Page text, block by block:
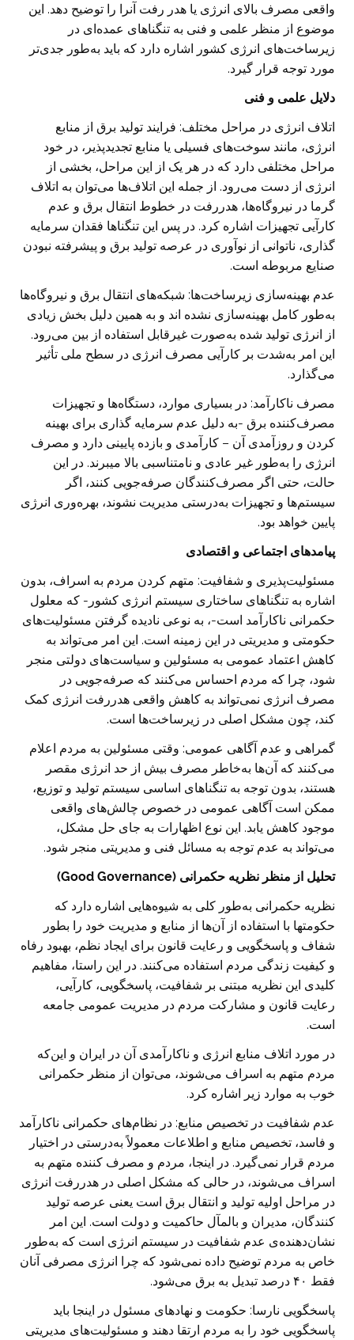
واقعی مصرف بالای انرژی یا هدر رفت آنرا را توضیح دهد. این
موضوع از منظر علمی و فنی به تنگناهای عمده‌ای در
زیرساخت‌های انرژی کشور اشاره دارد که باید به‌طور جدی‌تر
مورد توجه قرار گیرد.
دلایل علمی و فنی
اتلاف انرژی در مراحل مختلف: فرایند تولید برق از منابع
انرژی، مانند سوخت‌های فسیلی یا منابع تجدیدپذیر، در خود
مراحل مختلفی دارد که در هر یک از این مراحل، بخشی از
انرژی از دست می‌رود. از جمله این اتلاف‌ها می‌توان به اتلاف
گرما در نیروگاه‌ها، هدررفت در خطوط انتقال برق و عدم
کارآیی تجهیزات اشاره کرد. در پس این تنگناها فقدان سرمایه
گذاری، ناتوانی از نوآوری در عرصه تولید برق و پیشرفته نبودن
صنایع مربوطه است.
عدم بهینه‌سازی زیرساخت‌ها: شبکه‌های انتقال برق و نیروگاه‌ها
به‌طور کامل بهینه‌سازی نشده اند و به همین دلیل بخش زیادی
از انرژی تولید شده به‌صورت غیرقابل استفاده از بین می‌رود.
این امر به‌شدت بر کارآیی مصرف انرژی در سطح ملی تأثیر
می‌گذارد.
مصرف ناکارآمد: در بسیاری موارد، دستگاه‌ها و تجهیزات
مصرف‌کننده برق -به دلیل عدم سرمایه گذاری برای بهینه
کردن و روزآمدی آن – کارآمدی و بازده پایینی دارد و مصرف
انرژی را به‌طور غیر عادی و نامتناسبی بالا میبرند. در این
حالت، حتی اگر مصرف‌کنندگان صرفه‌جویی کنند، اگر
سیستم‌ها و تجهیزات به‌درستی مدیریت نشوند، بهره‌وری انرژی
پایین خواهد بود.
پیامدهای اجتماعی و اقتصادی
مسئولیت‌پذیری و شفافیت: متهم کردن مردم به اسراف، بدون
اشاره به تنگناهای ساختاری سیستم انرژی کشور- که معلول
حکمرانی ناکارآمد است-، به نوعی نادیده گرفتن مسئولیت‌های
حکومتی و مدیریتی در این زمینه است. این امر می‌تواند به
کاهش اعتماد عمومی به مسئولین و سیاست‌های دولتی منجر
شود، چرا که مردم احساس می‌کنند که صرفه‌جویی در
مصرف انرژی نمی‌تواند به کاهش واقعی هدررفت انرژی کمک
کند، چون مشکل اصلی در زیرساخت‌ها است.
گمراهی و عدم آگاهی عمومی: وقتی مسئولین به مردم اعلام
می‌کنند که آن‌ها به‌خاطر مصرف بیش از حد انرژی مقصر
هستند، بدون توجه به تنگناهای اساسی سیستم تولید و توزیع،
ممکن است آگاهی عمومی در خصوص چالش‌های واقعی
موجود کاهش یابد. این نوع اظهارات به جای حل مشکل،
می‌تواند به عدم توجه به مسائل فنی و مدیریتی منجر شود.
تحلیل از منظر نظریه حکمرانی (Good Governance)
نظریه حکمرانی به‌طور کلی به شیوه‌هایی اشاره دارد که
حکومتها با استفاده از آن‌ها از منابع و مدیریت خود را بطور
شفاف و پاسخگویی و رعایت قانون برای ایجاد نظم، بهبود رفاه
و کیفیت زندگی مردم استفاده می‌کنند. در این راستا، مفاهیم
کلیدی این نظریه مبتنی بر شفافیت، پاسخگویی، کارآیی،
رعایت قانون و مشارکت مردم در مدیریت عمومی جامعه
است.
در مورد اتلاف منابع انرژی و ناکارآمدی آن در ایران و این‌که
مردم متهم به اسراف می‌شوند، می‌توان از منظر حکمرانی
خوب به موارد زیر اشاره کرد.
عدم شفافیت در تخصیص منابع: در نظام‌های حکمرانی ناکارآمد
و فاسد، تخصیص منابع و اطلاعات معمولاً به‌درستی در اختیار
مردم قرار نمی‌گیرد. در اینجا، مردم و مصرف کننده متهم به
اسراف می‌شوند، در حالی که مشکل اصلی در هدررفت انرژی
در مراحل اولیه تولید و انتقال برق است یعنی عرصه تولید
کنندگان، مدیران و بالمآل حاکمیت و دولت است. این امر
نشان‌دهنده‌ی عدم شفافیت در سیستم انرژی است که به‌طور
خاص به مردم توضیح داده نمی‌شود که چرا انرژی مصرفی آنان
فقط ۴۰ درصد تبدیل به برق می‌شود.
پاسخگویی نارسا: حکومت و نهادهای مسئول در اینجا باید
پاسخگویی خود را به مردم ارتقا دهند و مسئولیت‌های مدیریتی